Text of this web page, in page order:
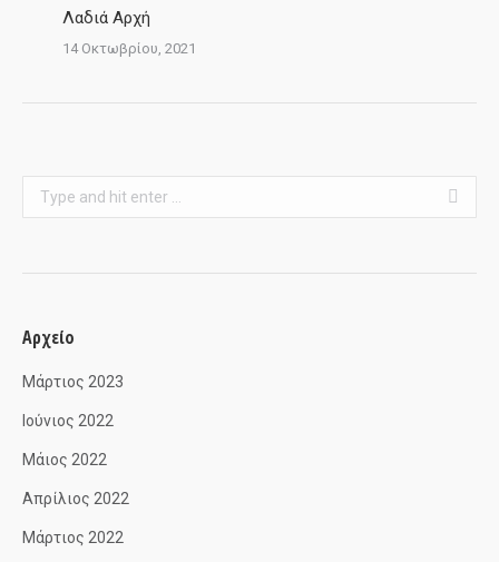
Λαδιά Αρχή
14 Οκτωβρίου, 2021
Search:
Αρχείο
Μάρτιος 2023
Ιούνιος 2022
Μάιος 2022
Απρίλιος 2022
Μάρτιος 2022